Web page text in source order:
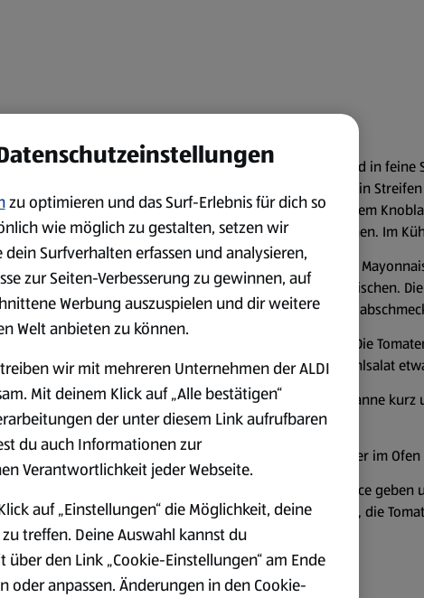
Das Fleisch abspülen, trocken tupfen und in feine
2 Knoblauchzehen schälen. Die Zwiebel in
hacken. Das Fleisch mit den Zwiebeln, dem
½ TL Pfeffer und dem Olivenöl vermischen. Im
In der Zwischenzeit den Joghurt und die
Knoblauchzehe und die Kräuter untermischen.
Sauce mit Zitronensaft, Salz und Pfeffer
Den Eisbergsalat waschen und hacken. Die
dünne Halbringe schneiden. Den Rotkohlsalat
Das Fleisch mit der Marinade in einer Pfanne
würzen.
Das Fladenbrot in einem Kontaktgrill oder im
In jede der vier Dönertaschen 1-2 EL Sauce
Das Fleisch, den gehackten Eisbergsalat, die
einschichten und sofort genießen.
zu optimieren und das Surf-Erlebnis für dich so
wie möglich zu gestalten, setzen wir
Surfverhalten erfassen und analysieren,
zur Seiten-Verbesserung zu gewinnen, auf
Werbung auszuspielen und dir weitere
Welt anbieten zu können.
wir mit mehreren Unternehmen der ALDI
Mit deinem Klick auf „Alle bestätigen“
der unter diesem Link aufrufbaren
du auch Informationen zur
Verantwortlichkeit jeder Webseite.
auf „Einstellungen“ die Möglichkeit, deine
treffen. Deine Auswahl kannst du
den Link „Cookie-Einstellungen“ am Ende
oder anpassen. Änderungen in den Cookie-